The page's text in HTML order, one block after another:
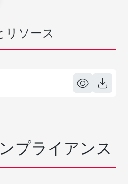
リソース
プライアンス